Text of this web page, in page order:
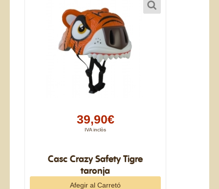
39,90€
IVA inclòs
Casc Crazy Safety Tigre
taronja